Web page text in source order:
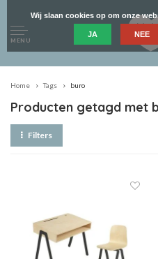
MENU
Home Tags buro
Producten getagd met
Filters
Wij slaan cookies op om onze
JA NEE